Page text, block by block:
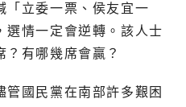
「立委一票、侯友宜一
選情一定會逆轉。該人士
有哪幾席會贏？
國民黨在南部許多艱困